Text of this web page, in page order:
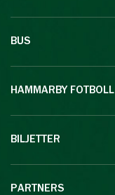
BUS
HAMMARBY FOTBOLL
BILJETTER
PARTNERS